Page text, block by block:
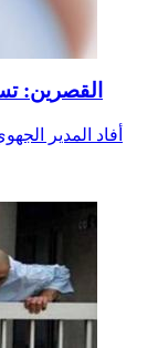
القصرين: تسجيل 3 إصابات
أفاد المدير